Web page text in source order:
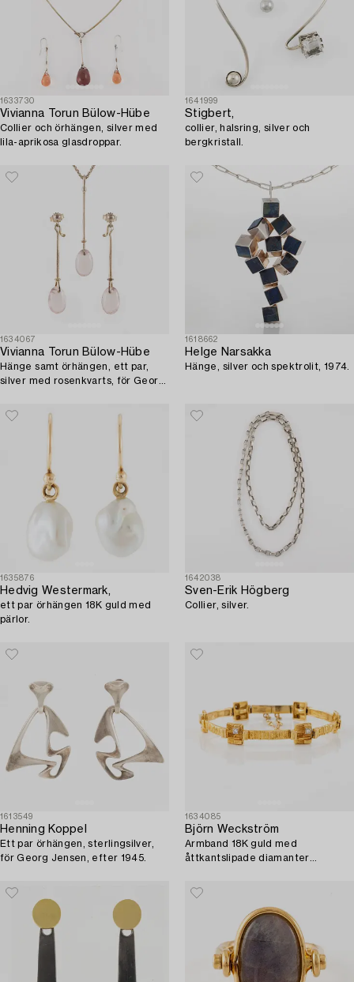
1633730
Vivianna Torun Bülow-Hübe
Collier och örhängen, silver med
lila-aprikosa glasdroppar.
1641999
Stigbert,
collier, halsring, silver och
bergkristall.
1634067
Vivianna Torun Bülow-Hübe
Hänge samt örhängen, ett par,
silver med rosenkvarts, för Georg
1618662
Helge Narsakka
Hänge, silver och spektrolit, 1974.
1635876
Hedvig Westermark,
ett par örhängen 18K guld med
pärlor.
1642038
Sven-Erik Högberg
Collier, silver.
1613549
Henning Koppel
Ett par örhängen, sterlingsilver,
för Georg Jensen, efter 1945.
1634085
Björn Weckström
Armband 18K guld med
åttkantslipade diamanter